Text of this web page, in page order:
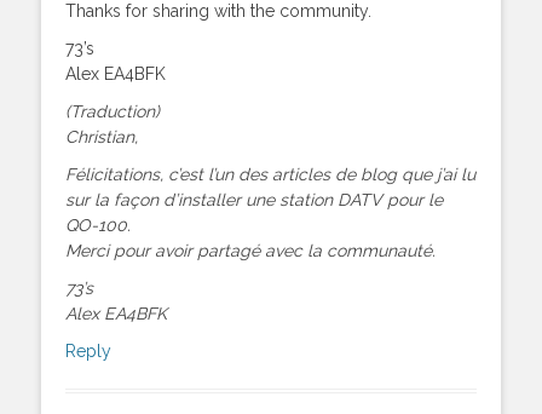
Thanks for sharing with the community.
73’s
Alex EA4BFK
(Traduction)
Christian,
Félicitations, c’est l’un des articles de blog que j’ai lu
sur la façon d’installer une station DATV pour le
QO-100.
Merci pour avoir partagé avec la communauté.
73’s
Alex EA4BFK
Reply